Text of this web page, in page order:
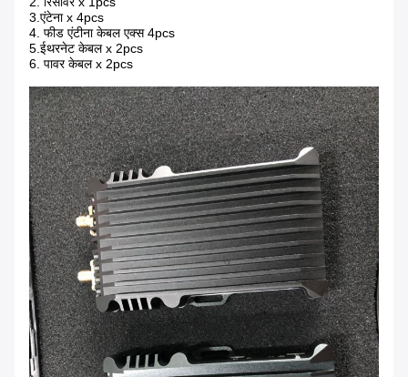
3.एंटेना x 4pcs
4. फीड एंटीना केबल एक्स 4pcs
5.ईथरनेट केबल x 2pcs
6. पावर केबल x 2pcs